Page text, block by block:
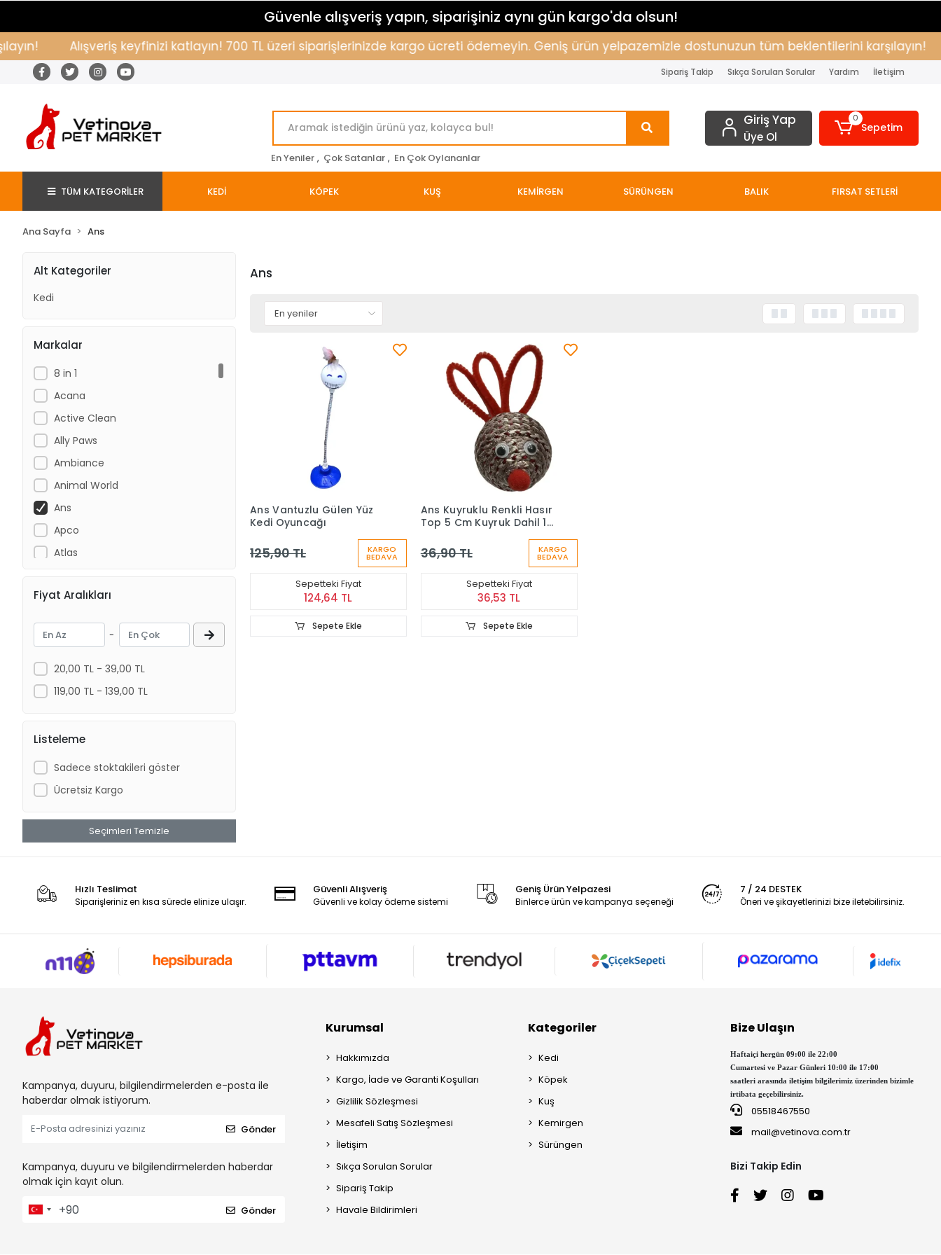
Güvenle alışveriş yapın, siparişiniz aynı gün kargo'da olsun!
Alışveriş keyfinizi katlayın! 700 TL üzeri siparişlerinizde kargo ücreti ödemeyin. Geniş ürün yelpazemizle dostunuzun tüm beklentilerini karşılayın!
Sipariş Takip Sıkça Sorulan Sorular Yardım İletişim
En Yeniler , Çok Satanlar , En Çok Oylananlar
Giriş Yap
Üye Ol
0
Sepetim
TÜM KATEGORİLER KEDİ KÖPEK KUŞ KEMİRGEN SÜRÜNGEN BALIK FIRSAT SETLERİ
Ana Sayfa Ans
Alt Kategoriler
Kedi
Markalar
8 in 1
Acana
Active Clean
Ally Paws
Ambiance
Animal World
Ans
Apco
Atlas
Beaphar
Beavis
Bio PetActive
Bioline
BrezzaPet
CadoPet
Cat Toys
Catlife
Chakie
Challenge
Champion
Chefs Choice
Chosen Family
Clean Pet's
Creamy
Deep Fix
Dog Plus
Doglife
Dr Sacchi
Fiyat Aralıkları
-
20,00 TL - 39,00 TL
119,00 TL - 139,00 TL
Listeleme
Sadece stoktakileri göster
Ücretsiz Kargo
Seçimleri Temizle
Ans
Ans Vantuzlu Gülen Yüz
Kedi Oyuncağı
125,90 TL KARGO
BEDAVA
Sepetteki Fiyat
124,64 TL
Sepete Ekle
Ans Kuyruklu Renkli Hasır
Top 5 Cm Kuyruk Dahil 11
36,90 TL KARGO
BEDAVA
Sepetteki Fiyat
36,53 TL
Sepete Ekle
Hızlı Teslimat
Siparişleriniz en kısa sürede elinize ulaşır.
Güvenli Alışveriş
Güvenli ve kolay ödeme sistemi
Geniş Ürün Yelpazesi
Binlerce ürün ve kampanya seçeneği
7 / 24 DESTEK
Öneri ve şikayetlerinizi bize iletebilirsiniz.
Kampanya, duyuru, bilgilendirmelerden e-posta ile
haberdar olmak istiyorum.
Gönder
Kampanya, duyuru ve bilgilendirmelerden haberdar
olmak için kayıt olun.
Gönder
Kurumsal
Hakkımızda
Kargo, İade ve Garanti Koşulları
Gizlilik Sözleşmesi
Mesafeli Satış Sözleşmesi
İletişim
Sıkça Sorulan Sorular
Sipariş Takip
Havale Bildirimleri
Kategoriler
Kedi
Köpek
Kuş
Kemirgen
Sürüngen
Bize Ulaşın
Haftaiçi hergün 09:00 ile 22:00
Cumartesi ve Pazar Günleri 10:00 ile 17:00
saatleri arasında iletişim bilgilerimiz üzerinden bizimle
irtibata geçebilirsiniz.
05518467550
mail@vetinova.com.tr
Bizi Takip Edin